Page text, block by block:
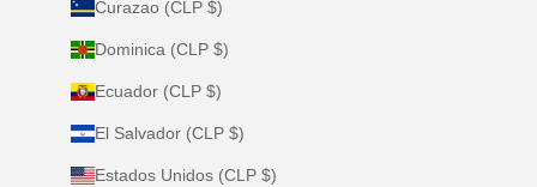
Curazao (CLP $)
Dominica (CLP $)
Ecuador (CLP $)
El Salvador (CLP $)
Estados Unidos (CLP $)